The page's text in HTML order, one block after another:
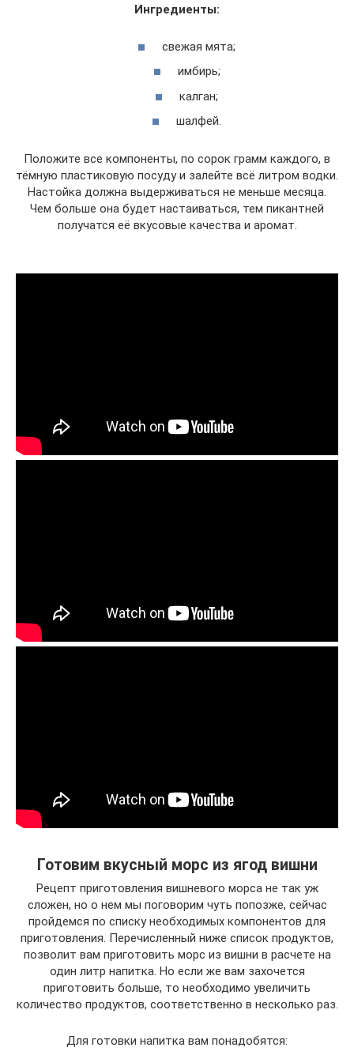
Ингредиенты:
свежая мята;
имбирь;
калган;
шалфей.
Положите все компоненты, по сорок грамм каждого, в
тёмную пластиковую посуду и залейте всё литром водки.
Настойка должна выдерживаться не меньше месяца.
Чем больше она будет настаиваться, тем пикантней
получатся её вкусовые качества и аромат.
Готовим вкусный морс из ягод вишни
Рецепт приготовления вишневого морса не так уж
сложен, но о нем мы поговорим чуть попозже, сейчас
пройдемся по списку необходимых компонентов для
приготовления. Перечисленный ниже список продуктов,
позволит вам приготовить морс из вишни в расчете на
один литр напитка. Но если же вам захочется
приготовить больше, то необходимо увеличить
количество продуктов, соответственно в несколько раз.
Для готовки напитка вам понадобятся: